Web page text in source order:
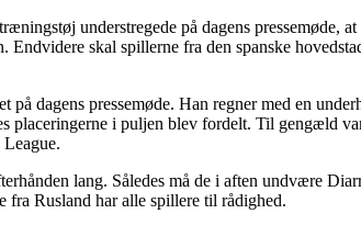
understregede på dagens pressemøde,
Endvidere skal spillerne fra den spanske
dagens pressemøde. Han regner med en
placeringerne i puljen blev fordelt. Til gengæld
lang. Således må de i aften undvære
fra Rusland har alle spillere til rådighed.